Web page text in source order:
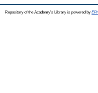
Repository of the Academy's Library is powered by